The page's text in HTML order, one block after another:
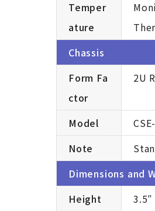
Temper
ature
Chassis
Form Fa
ctor
2U
Model
Note
Dimensions and
Height